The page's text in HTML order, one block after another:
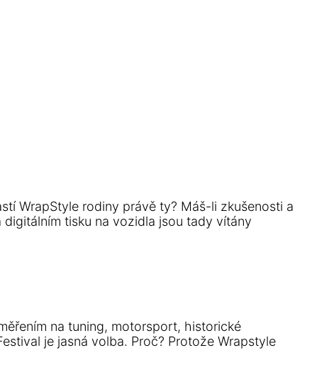
WrapStyle rodiny právě ty? Máš-li zkušenosti a
tisku na vozidla jsou tady vítány
na tuning, motorsport, historické
je jasná volba. Proč? Protože Wrapstyle